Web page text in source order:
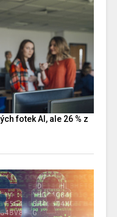
fotek AI, ale 26 % z